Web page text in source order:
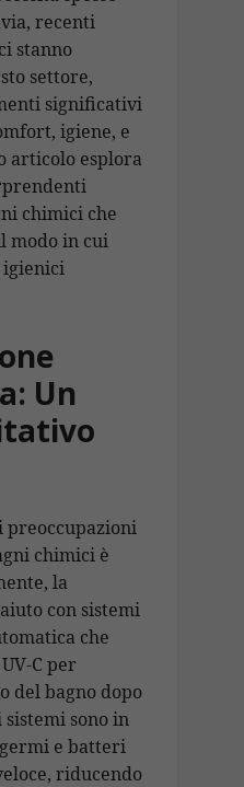
recenti
stanno
settore,
significativi
igiene, e
articolo esplora
chimici che
modo in cui
igienici
Un
chimici è
la
con sistemi
che
C per
del bagno dopo
sono in
e batteri
riducendo